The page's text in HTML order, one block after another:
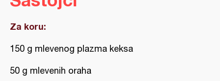
Za koru:
150 g mlevenog plazma keksa
50 g mlevenih oraha